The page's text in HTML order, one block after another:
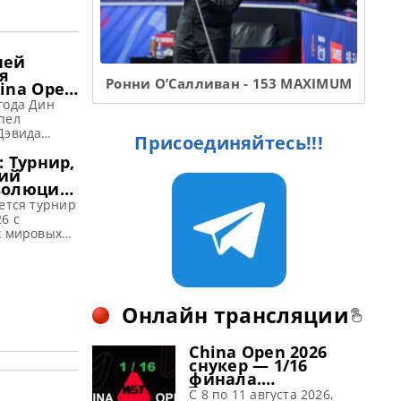
Open
Дин
WST
Джуньху
на
Турнир,
турнир
с
мировых
из
Ронни О’Салливан - 153 MAXIMUM
Присоединяйтесь!!!
Онлайн трансляции
China Open 2026
снукер — 1/16
финала.
Трансляции
C 8 по 11 августа 2026,